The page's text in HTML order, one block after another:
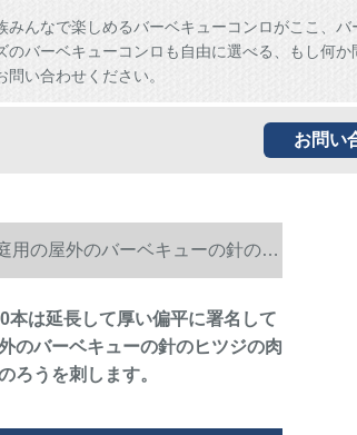
みんなで楽しめるバーベキューコンロがここ、バ
のバーベキューコンロも自由に選べる、もし何か
い合わせください。
お問い
用の屋外のバーベキューの針のヒ
本は延長して厚い偏平に署名して
のバーベキューの針のヒツジの肉
ろうを刺します。